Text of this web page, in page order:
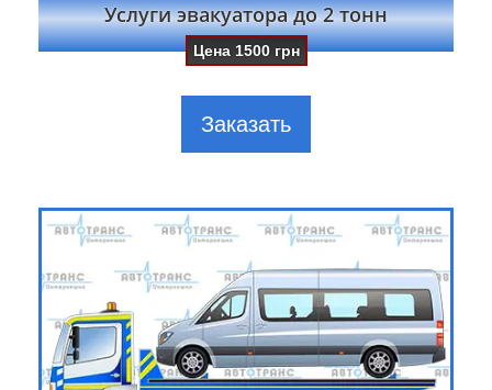
Услуги эвакуатора до 2 тонн
Цена1500 грн
Заказать